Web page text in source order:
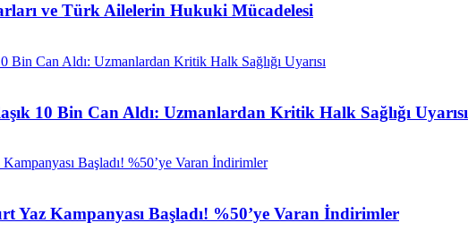
ve Türk Ailelerin Hukuki Mücadelesi
10 Bin Can Aldı: Uzmanlardan Kritik Halk Sağlığı Uyarısı
Yaz Kampanyası Başladı! %50’ye Varan İndirimler